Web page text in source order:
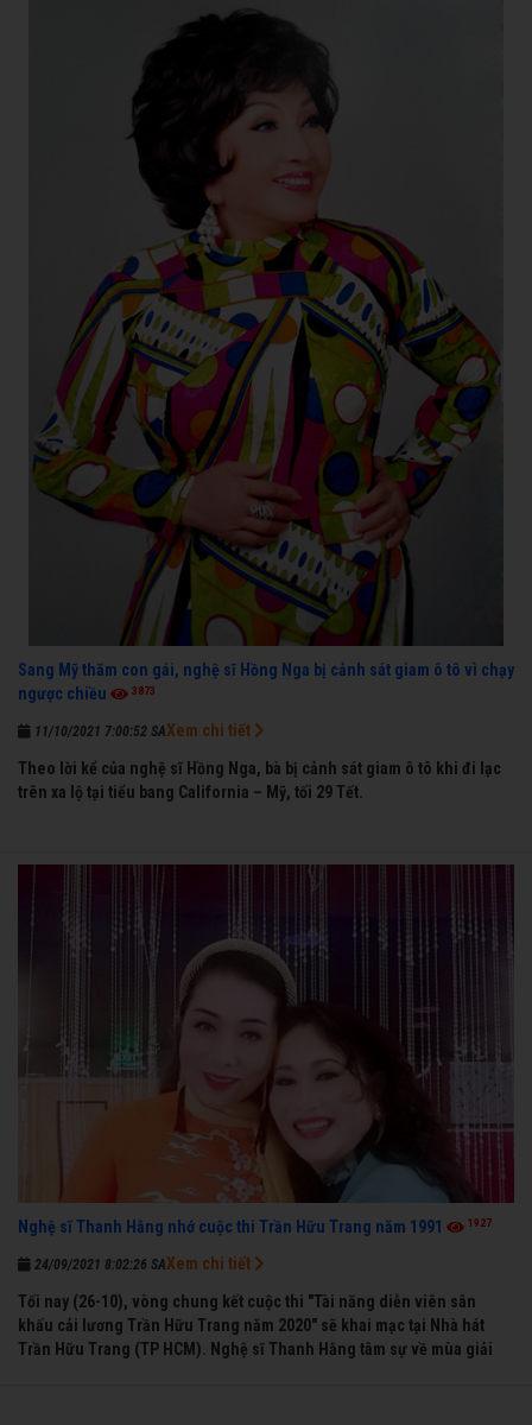
Sang Mỹ thăm con gái, nghệ sĩ Hồng Nga bị cảnh sát giam ô tô vì chạy
ngược chiều
3873
11/10/2021 7:00:52 SA
Theo lời kể của nghệ sĩ Hồng Nga, bà bị cảnh sát giam ô tô khi đi lạc
trên xa lộ tại tiểu bang California – Mỹ, tối 29 Tết.
Xem chi tiết
Nghệ sĩ Thanh Hằng nhớ cuộc thi Trần Hữu Trang năm 1991 1927
24/09/2021 8:02:26 SA
Tối nay (26-10), vòng chung kết cuộc thi "Tài năng diễn viên sân
khấu cải lương Trần Hữu Trang năm 2020" sẽ khai mạc tại Nhà hát
Trần Hữu Trang (TP HCM). Nghệ sĩ Thanh Hằng tâm sự về mùa giải
Xem chi tiết